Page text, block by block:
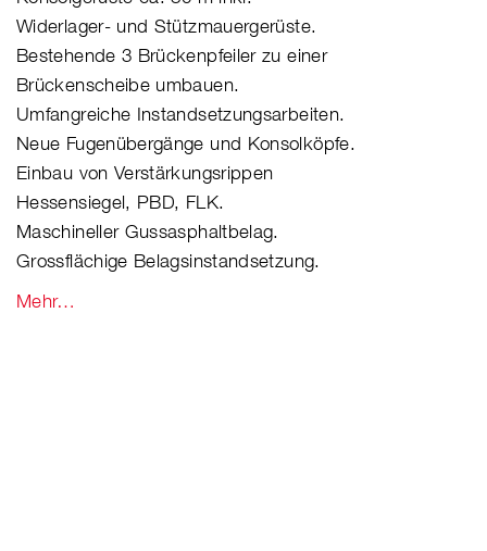
Widerlager- und Stützmauergerüste.
Bestehende 3 Brückenpfeiler zu einer
Brückenscheibe umbauen.
Umfangreiche Instandsetzungsarbeiten.
Neue Fugenübergänge und Konsolköpfe.
Einbau von Verstärkungsrippen
Hessensiegel, PBD, FLK.
Maschineller Gussasphaltbelag.
Grossflächige Belagsinstandsetzung.
Mehr…